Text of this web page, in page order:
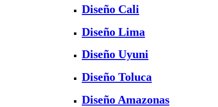
Diseño Cali
Diseño Lima
Diseño Uyuni
Diseño Toluca
Diseño Amazonas